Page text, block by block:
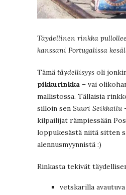
Täydellinen rinkka
kanssani Portugalissa
Tämä täydellisyys oli
pikkurinkka – vai
mallistossa. Tällaisia
silloin sen Suuri Seikkailu
kilpailijat rämpiessään
loppukesästä niitä sitten
alennusmyynnistä :)
Rinkasta tekivät
vetskarilla